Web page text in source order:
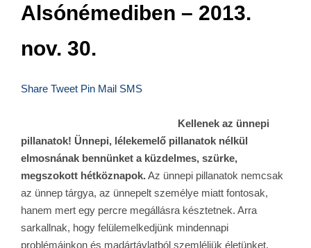
Alsónémediben – 2013.
nov. 30.
Share Tweet Pin Mail SMS
Kellenek az ünnepi
pillanatok! Ünnepi, lélekemelő pillanatok nélkül
elmosnának bennünket a küzdelmes, szürke,
megszokott hétköznapok.Az ünnepi pillanatok nemcsak
az ünnep tárgya, az ünnepelt személye miatt fontosak,
hanem mert egy percre megállásra késztetnek. Arra
sarkallnak, hogy felülemelkedjünk mindennapi
problémáinkon és madártávlatból szemléljük életünket,